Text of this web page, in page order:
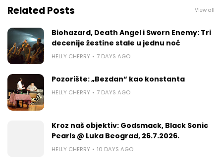
Related Posts View all
Biohazard, Death Angel i Sworn Enemy: Tri
decenije žestine stale u jednu noć
HELLY CHERRY 7 DAYS AGO
Pozorište: „Bezdan“ kao konstanta
HELLY CHERRY 7 DAYS AGO
Kroz naš objektiv: Godsmack, Black Sonic
Pearls @ Luka Beograd, 26.7.2026.
HELLY CHERRY 10 DAYS AGO